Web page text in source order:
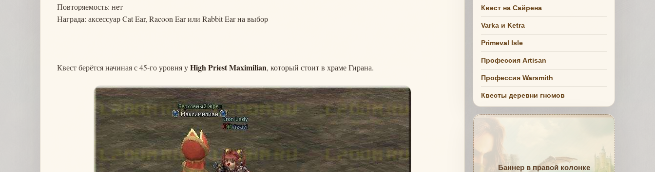
Повторяемость: нет
Награда: аксессуар Cat Ear, Racoon Ear или Rabbit Ear на выбор
Квест берётся начиная с 45-го уровня уHigh Priest Maximilian, который стоит в храме Гирана.
Квест на Сайрена
Varka и Ketra
Primeval Isle
Профессия Artisan
Профессия Warsmith
Квесты деревни гномов
Баннер в правой колонке